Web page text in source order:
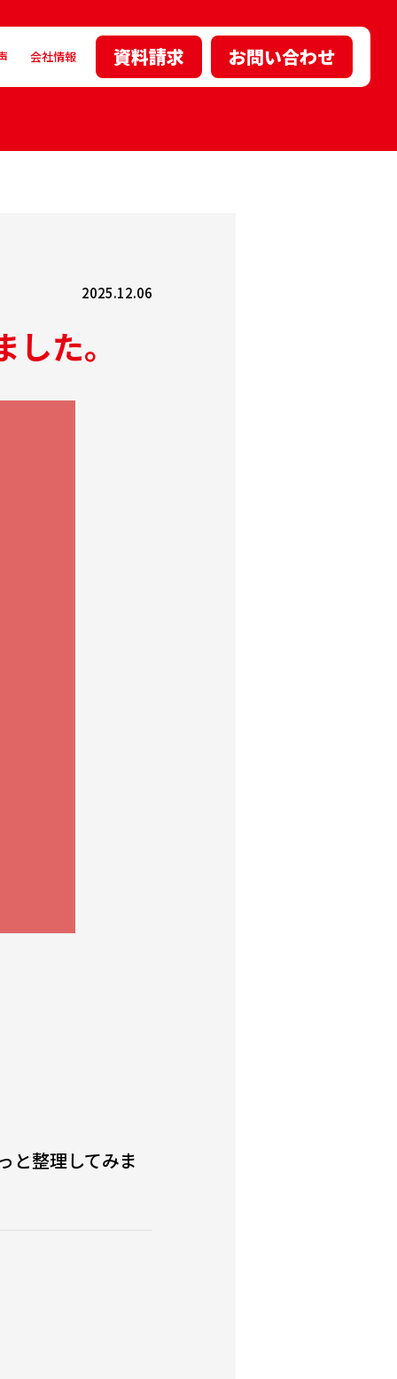
会社情報 資料請求 お問い合わせ
2025.12.06
た。
と整理してみま